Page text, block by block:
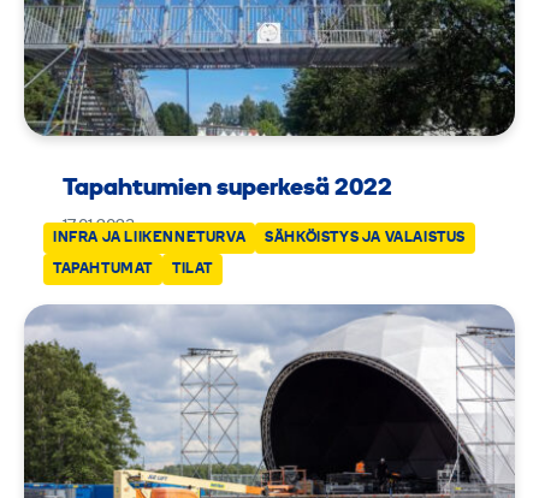
Tapahtumien superkesä 2022
17.01.2023
INFRA JA LIIKENNETURVA SÄHKÖISTYS JA VALAISTUS
TAPAHTUMAT TILAT